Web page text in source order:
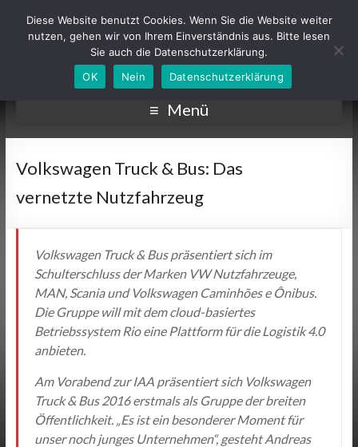
Menü
Volkswagen Truck & Bus: Das
vernetzte Nutzfahrzeug
Volkswagen Truck & Bus präsentiert sich im
Schulterschluss der Marken VW Nutzfahrzeuge,
MAN, Scania und Volkswagen Caminhões e Ônibus.
Die Gruppe will mit dem cloud-basiertes
Betriebssystem Rio eine Plattform für die Logistik 4.0
anbieten.
Am Vorabend zur IAA präsentiert sich Volkswagen
Truck & Bus 2016 erstmals als Gruppe der breiten
Öffentlichkeit. „Es ist ein besonderer Moment für
unser noch junges Unternehmen“, gesteht Andreas
Diese Website benutzt Cookies. Wenn Sie die Website weiter
nutzen, gehen wir von Ihrem Einverständnis aus. Bitte lesen
Sie auch die Datenschutzerklärung.
OK
Nein Datenschutzerklärung